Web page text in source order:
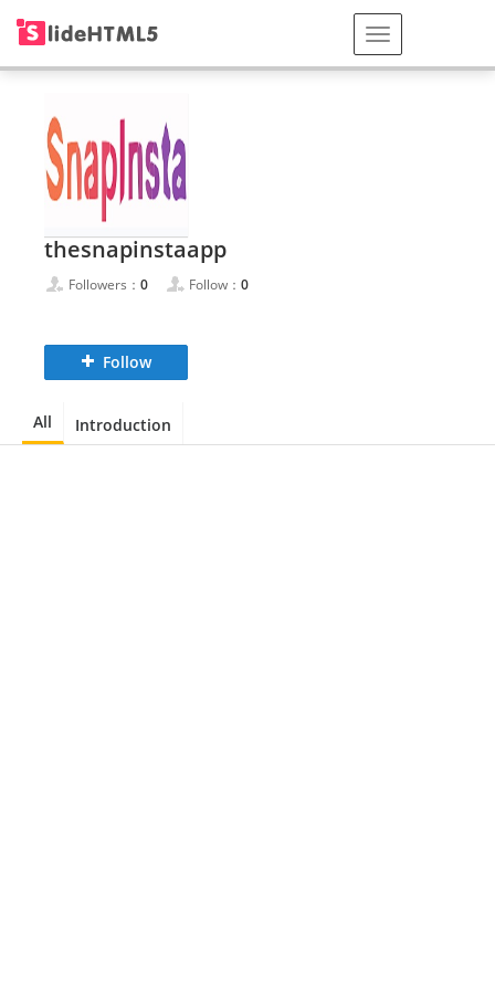
thesnapinstaapp
Followers： 0 Follow： 0
Follow
All Introduction